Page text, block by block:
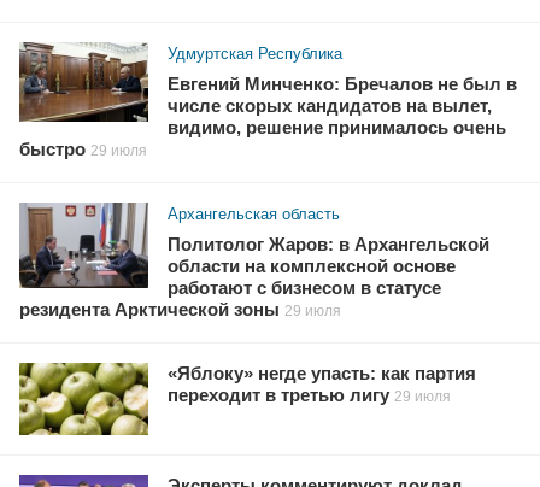
Удмуртская Республика
Евгений Минченко: Бречалов не был в
числе скорых кандидатов на вылет,
видимо, решение принималось очень
быстро 29 июля
Архангельская область
Политолог Жаров: в Архангельской
области на комплексной основе
работают с бизнесом в статусе
резидента Арктической зоны 29 июля
«Яблоку» негде упасть: как партия
переходит в третью лигу 29 июля